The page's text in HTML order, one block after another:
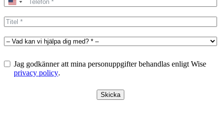
United
+1
Jag godkänner att mina personuppgifter behandlas enligt Wise
privacy policy.
Skicka